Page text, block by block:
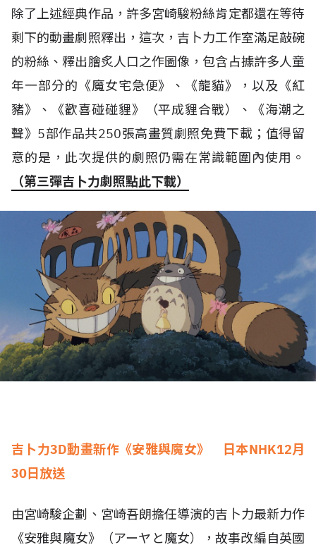
除了上述經典作品，許多宮崎駿粉絲肯定都還在等待
剩下的動畫劇照釋出，這次，吉卜力工作室滿足敲碗
的粉絲、釋出膾炙人口之作圖像，包含占據許多人童
年一部分的《魔女宅急便》、《龍貓》，以及《紅
豬》、《歡喜碰碰貍》（平成貍合戰）、《海潮之
聲》5部作品共250張高畫質劇照免費下載；值得留
意的是，此次提供的劇照仍需在常識範圍內使用。
（第三彈吉卜力劇照點此下載）
吉卜力3D動畫新作《安雅與魔女》 日本NHK12月
30日放送
由宮崎駿企劃、宮崎吾朗擔任導演的吉卜力最新力作
《安雅與魔女》（アーヤと魔女），故事改編自英國